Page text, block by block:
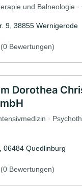
und Balneologie ·
9, 38855 Wernigerode
(0 Bewertungen)
Dorothea
·
06484 Quedlinburg
(0 Bewertungen)